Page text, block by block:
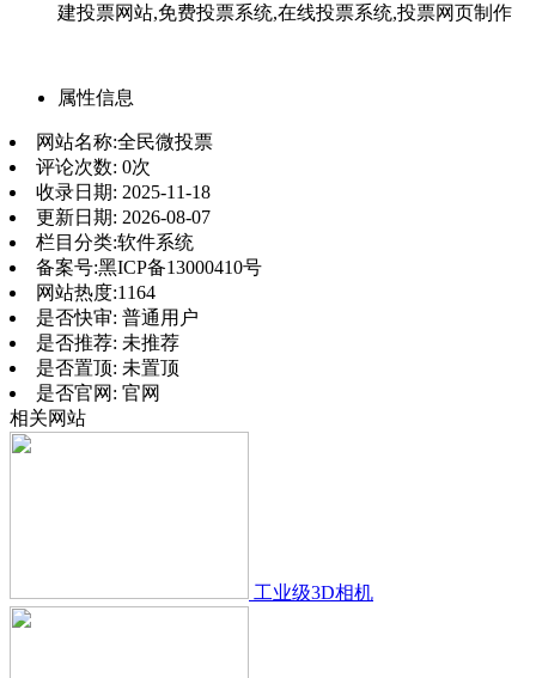
建投票网站,免费投票系统,在线投票系统,投票网页制作
属性信息
网站名称:全民微投票
评论次数: 0次
收录日期: 2025-11-18
更新日期: 2026-08-07
栏目分类:软件系统
备案号:黑ICP备13000410号
网站热度:1164
是否快审: 普通用户
是否推荐: 未推荐
是否置顶: 未置顶
是否官网: 官网
相关网站
工业级3D相机